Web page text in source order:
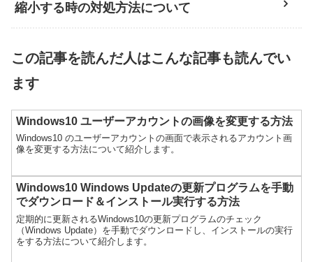
縮小する時の対処方法について
この記事を読んだ人はこんな記事も読んでい
ます
Windows10 ユーザーアカウントの画像を変更する方法
Windows10 のユーザーアカウントの画面で表示されるアカウント画
像を変更する方法について紹介します。
Windows10 Windows Updateの更新プログラムを手動
でダウンロード＆インストール実行する方法
定期的に更新されるWindows10の更新プログラムのチェック
（Windows Update）を手動でダウンロードし、インストールの実行
をする方法について紹介します。